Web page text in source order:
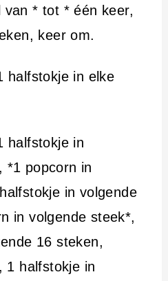
van * tot * één keer,
keer om.
halfstokje in elke
halfstokje in
*1 popcorn in
in volgende
in volgende steek*,
16 steken,
1 halfstokje in